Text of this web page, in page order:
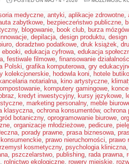
medyczne, antyki, aplikacje zdrowotne,
zabytkowe, bezpieczeństwo publiczne,
, blogowanie, book club, burza mózgów
, depilacja, design produktu, design
, doradztwo podatkowe, druk książek,
ebooki, edukacja cyfrowa, edukacja
, festiwale filmowe, finansowanie
Polski, grafika komputerowa, gry
kolekcjonerskie, hodowla koni, hotele
kancelaria notarialna, kino artystyczne,
, komputery gamingowe,
, kredyt inwestycyjny, kursy językowe,
, marketing personalny, meble
klasyczna, ochrona konsumentów, ochrona
botaniczny, oprogramowanie biurowe,
, organizacje młodzieżowe, pedicure,
, porady prawne, prasa biznesowa,
, prawo nieruchomości, prawo
kosmetyczny, psychologia kliniczna
, pszczelarstwo, publishing, rada prawna,
, rolnictwo ekologiczne, rowery miejskie,